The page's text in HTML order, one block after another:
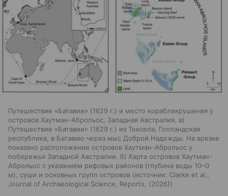
Путешествие «Батавии» (1629 г.) и место кораблекрушения у
островов Хаутман-Аброльос, Западная Австралия. а)
Путешествие «Батавии» (1629 г.) из Тексела, Голландская
республика, в Батавию через мыс Доброй Надежды. На врезке
показано расположение островов Хаутман-Аброльос у
побережья Западной Австралии. б) Карта островов Хаутман-
Аброльос с указанием рифовых районов (глубина воды 10–0
м), суши и основных групп островов
источник: Clarke et al.,
Journal of Archaeological Science, Reports, (2026)